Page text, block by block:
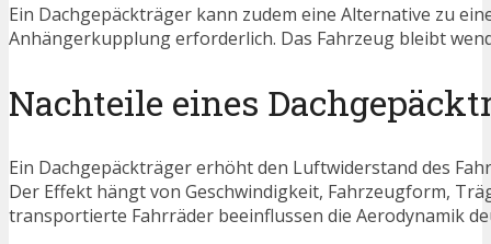
Ein Dachgepäckträger kann zudem eine Alternative zu
Anhängerkupplung erforderlich. Das Fahrzeug bleibt
Nachteile eines
Ein Dachgepäckträger erhöht den Luftwiderstand des
Der Effekt hängt von Geschwindigkeit, Fahrzeugform,
transportierte Fahrräder beeinflussen die Aerodynamik